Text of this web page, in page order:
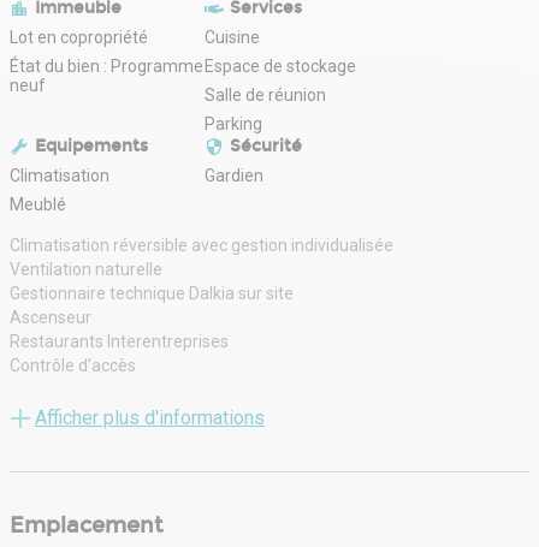
Immeuble
Lot en copropriété
État du bien : Programme
neuf
Services
Cuisine
Espace de stockage
Salle de réunion
Parking
Equipements
Climatisation
Meublé
Sécurité
Gardien
Climatisation réversible avec gestion individualisée
Ventilation naturelle
Gestionnaire technique Dalkia sur site
Ascenseur
Restaurants Interentreprises
Contrôle d'accès
Etage complet privatisable
Bureaux cloisonnés et lumineux
Afficher plus d'informations
Emplacement